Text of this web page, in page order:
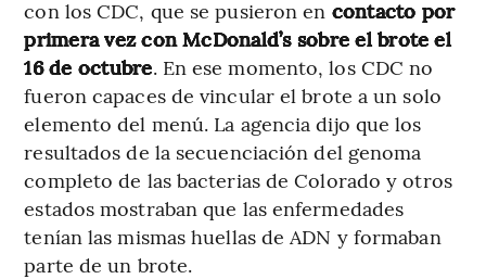
con los CDC, que se pusieron en contacto por
primera vez con McDonald’s sobre el brote el
16 de octubre. En ese momento, los CDC no
fueron capaces de vincular el brote a un solo
elemento del menú. La agencia dijo que los
resultados de la secuenciación del genoma
completo de las bacterias de Colorado y otros
estados mostraban que las enfermedades
tenían las mismas huellas de ADN y formaban
parte de un brote.